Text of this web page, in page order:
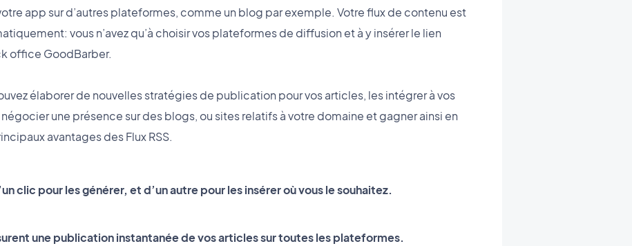
app sur d’autres plateformes, comme un blog par exemple. Votre flux de contenu est
vous n’avez qu’à choisir vos plateformes de diffusion et à y insérer le lien
office GoodBarber.
élaborer de nouvelles stratégies de publication pour vos articles, les intégrer à vos
une présence sur des blogs, ou sites relatifs à votre domaine et gagner ainsi en
avantages des Flux RSS.
clic pour les générer, et d’un autre pour les insérer où vous le souhaitez.
une publication instantanée de vos articles sur toutes les plateformes.